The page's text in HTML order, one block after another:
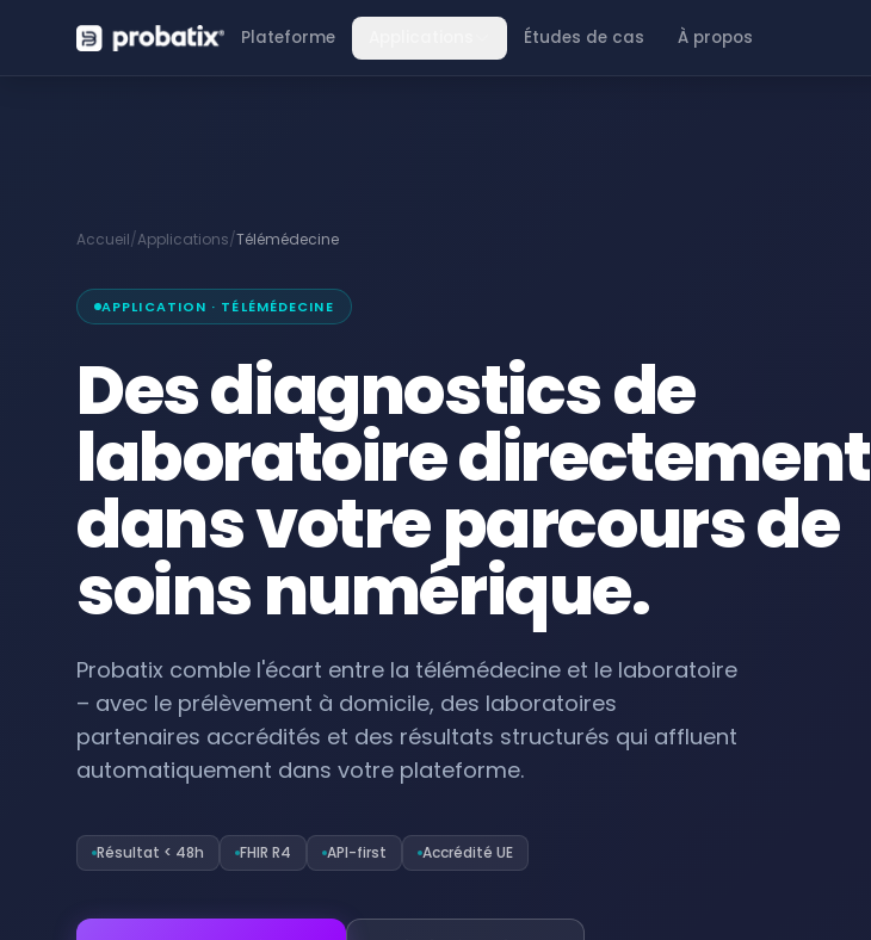
Plateforme Études de cas À propos
Accueil/Applications/Télémédecine
APPLICATION · TÉLÉMÉDECINE
Des diagnostics de
laboratoire directement
dans votre parcours de
soins numérique.
Probatix comble l'écart entre la télémédecine et le laboratoire
– avec le prélèvement à domicile, des laboratoires
partenaires accrédités et des résultats structurés qui affluent
automatiquement dans votre plateforme.
Résultat < 48h FHIR R4 API-first Accrédité UE